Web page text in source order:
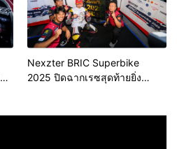
Nexzter BRIC Superbike
2025 ปิดฉากเรซสุดท้ายยิ่ง